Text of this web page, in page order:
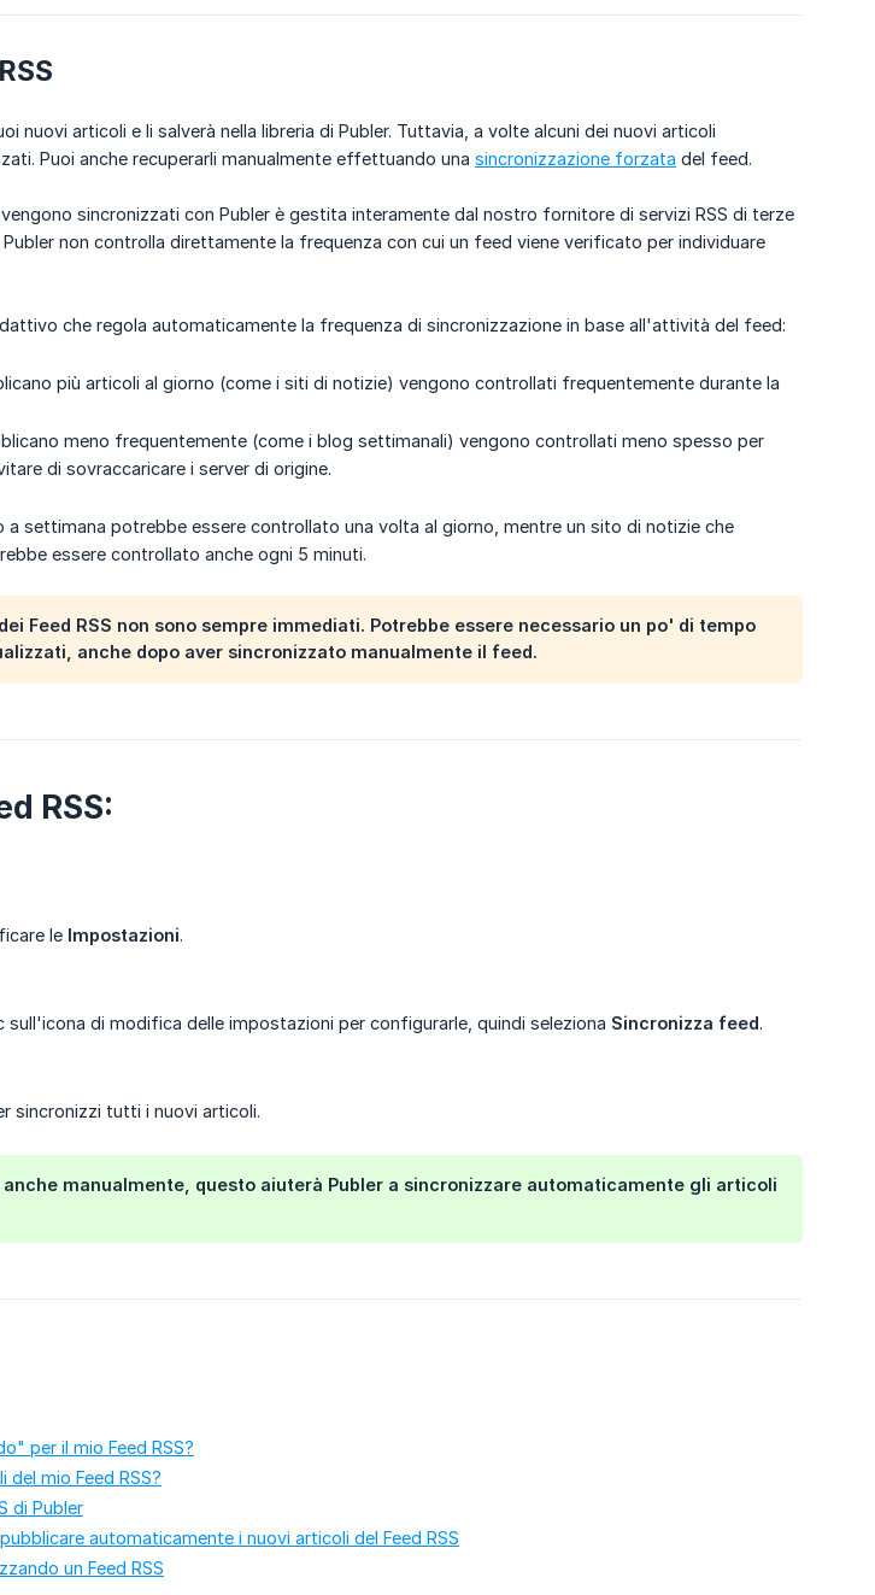
nuovi articoli e li salverà nella libreria di Publer. Tuttavia, a volte alcuni dei nuovi articoli
Puoi anche recuperarli manualmente effettuando una sincronizzazione forzata del feed.
sincronizzati con Publer è gestita interamente dal nostro fornitore di servizi RSS di terze
non controlla direttamente la frequenza con cui un feed viene verificato per individuare
che regola automaticamente la frequenza di sincronizzazione in base all'attività del feed:
più articoli al giorno (come i siti di notizie) vengono controllati frequentemente durante la
meno frequentemente (come i blog settimanali) vengono controllati meno spesso per
di sovraccaricare i server di origine.
a settimana potrebbe essere controllato una volta al giorno, mentre un sito di notizie che
essere controllato anche ogni 5 minuti.
Feed RSS non sono sempre immediati. Potrebbe essere necessario un po' di tempo
anche dopo aver sincronizzato manualmente il feed.
RSS:
le Impostazioni.
sull'icona di modifica delle impostazioni per configurarle, quindi seleziona Sincronizza feed.
sincronizzi tutti i nuovi articoli.
manualmente, questo aiuterà Publer a sincronizzare automaticamente gli articoli
per il mio Feed RSS?
mio Feed RSS?
di Publer
automaticamente i nuovi articoli del Feed RSS
un Feed RSS